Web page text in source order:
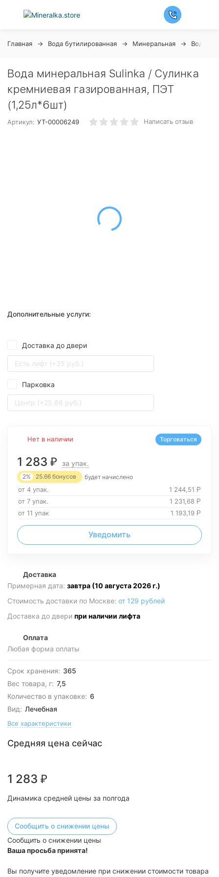
Главная Вода бутилированная Минеральная Вода
Вода минеральная Sulinka / Сулинка
кремниевая газированная, ПЭТ
(1,25л*6шт)
Артикул: УТ-00006249 Написать отзыв
Дополнительные услуги:
Доставка до двери
Есть лифт (+35 руб.)
Парковка
Центр (+25,66 руб.)
Нет в наличии
1 283 ₽ за упак.
2% 25.66 бонусов будет начислено
от 4 упак. 1 244,51 Р
от 7 упак. 1 231,68 Р
от 11 упак 1 193,19 Р
Уведомить
Торговаться
Доставка
Примерная дата: завтра (10 августа 2026 г.)
Стоимость доставки по Москве: от 129 рублей
Доставка до двери при наличии лифта
Оплата
Любая форма оплаты
Срок хранения: 365
Вес товара, г: 7,5
Количество в упаковке: 6
Вид: Лечебная
Все характеристики
Средняя цена сейчас
1 283 ₽
Динамика средней цены за полгода
Сообщить о снижении цены
Сообщить о снижении цены
Ваша просьба принята!
Вы получите уведомление при снижении стоимости товара